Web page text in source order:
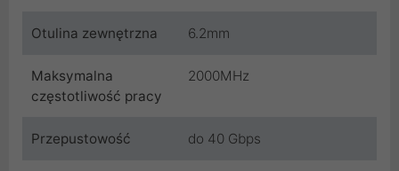
Otulina zewnętrzna 6.2mm
Maksymalna
częstotliwość pracy
2000MHz
Przepustowość do 40 Gbps